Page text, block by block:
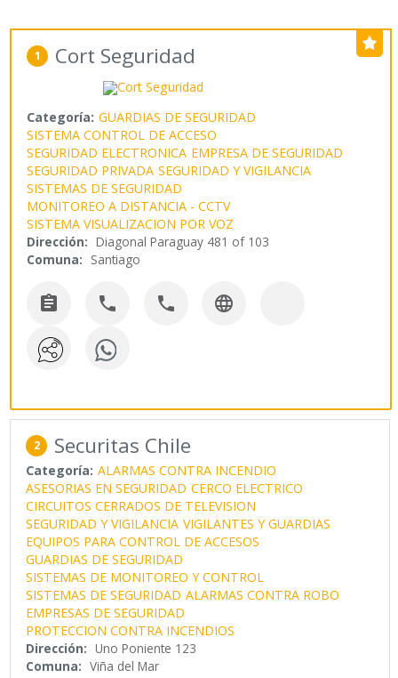
1 Cort Seguridad
Categoría: GUARDIAS DE SEGURIDAD
SISTEMA CONTROL DE ACCESO
SEGURIDAD ELECTRONICA EMPRESA DE SEGURIDAD
SEGURIDAD PRIVADA SEGURIDAD Y VIGILANCIA
SISTEMAS DE SEGURIDAD
MONITOREO A DISTANCIA - CCTV
SISTEMA VISUALIZACION POR VOZ
Dirección: Diagonal Paraguay 481 of 103
Comuna: Santiago
   
2 Securitas Chile
Categoría: ALARMAS CONTRA INCENDIO
ASESORIAS EN SEGURIDAD CERCO ELECTRICO
CIRCUITOS CERRADOS DE TELEVISION
SEGURIDAD Y VIGILANCIA VIGILANTES Y GUARDIAS
EQUIPOS PARA CONTROL DE ACCESOS
GUARDIAS DE SEGURIDAD
SISTEMAS DE MONITOREO Y CONTROL
SISTEMAS DE SEGURIDAD ALARMAS CONTRA ROBO
EMPRESAS DE SEGURIDAD
PROTECCION CONTRA INCENDIOS
Dirección: Uno Poniente 123
Comuna: Viña del Mar